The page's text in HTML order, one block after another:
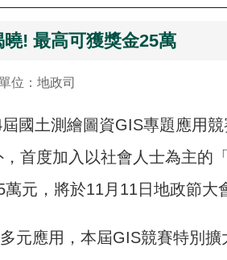
! 最高可獲獎金25萬
位：地政司
國土測繪圖資GIS專題應用
首度加入以社會人士為主的
元，將於11月11日地政節大
元應用，本屆GIS競賽特別